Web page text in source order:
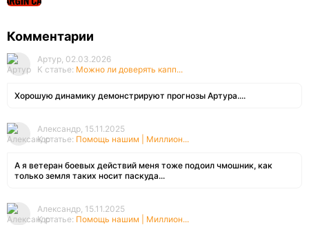
Комментарии
Артур, 02.03.2026
К статье: Можно ли доверять капп...
Хорошую динамику демонстрируют прогнозы Артура....
Александр, 15.11.2025
К статье: Помощь нашим | Миллион...
А я ветеран боевых действий меня тоже подоил чмошник, как
только земля таких носит паскуда...
Александр, 15.11.2025
К статье: Помощь нашим | Миллион...